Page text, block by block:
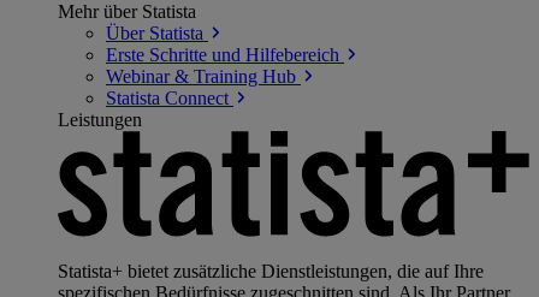
Mehr über Statista
Über Statista
Erste Schritte und Hilfebereich
Webinar & Training Hub
Statista Connect
Leistungen
Statista+ bietet zusätzliche Dienstleistungen, die auf Ihre
spezifischen Bedürfnisse zugeschnitten sind. Als Ihr Partner